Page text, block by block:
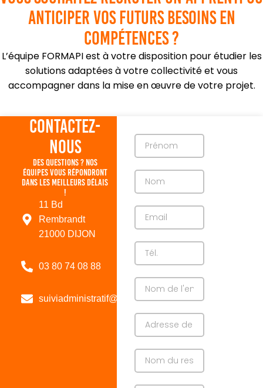
anticiper vos futurs besoins en
compétences ?
L’équipe FORMAPI est à votre disposition pour étudier les
solutions adaptées à votre collectivité et vous
accompagner dans la mise en œuvre de votre projet.
Contactez-
nous
Des questions ? Nos
équipes vous répondront
dans les meilleurs délais
!
11 Bd
Rembrandt
21000 DIJON
03 80 74 08 88
suiviadministratif@formapi.fr